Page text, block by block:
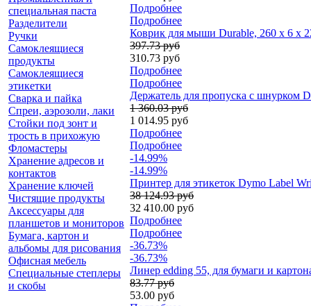
специальная паста
Разделители
Ручки
Самоклеящиеся
продукты
Самоклеящиеся
этикетки
Сварка и пайка
Спреи, аэрозоли, лаки
Стойки под зонт и
трость в прихожую
Фломастеры
Хранение адресов и
контактов
Хранение ключей
Чистящие продукты
Аксессуары для
планшетов и мониторов
Бумага, картон и
альбомы для рисования
Офисная мебель
Специальные степлеры
и скобы
Подробнее
Подробнее
Коврик для мыши Durable, 260 x 6 x
397.73 руб
310.73 руб
Подробнее
Подробнее
Держатель для пропуска с шнурком
1 360.03 руб
1 014.95 руб
Подробнее
Подробнее
-14.99%
-14.99%
Принтер для этикеток Dymo Label
38 124.93 руб
32 410.00 руб
Подробнее
Подробнее
-36.73%
-36.73%
Линер edding 55, для бумаги и
83.77 руб
53.00 руб